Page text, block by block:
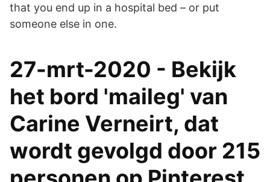
that you end up in a hospital bed – or put
someone else in one.
27-mrt-2020 - Bekijk
het bord 'maileg' van
Carine Verneirt, dat
wordt gevolgd door 215